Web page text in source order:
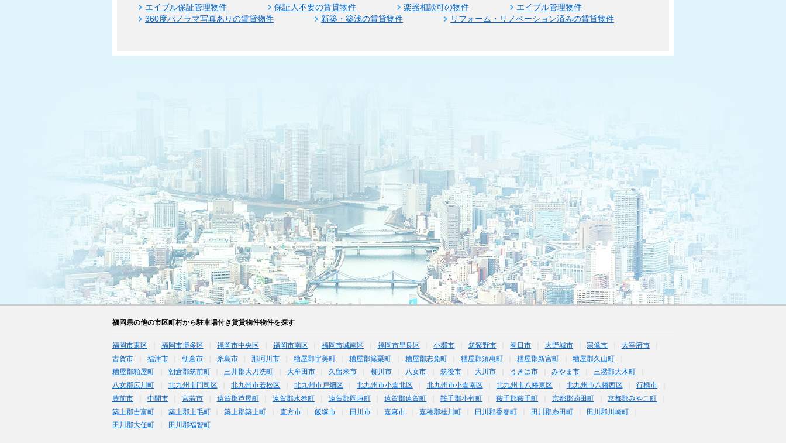
エイブル保証管理物件 保証人不要の賃貸物件 楽器相談可の物件
エイブル管理物件
360度パノラマ写真ありの賃貸物件
新築・築浅の賃貸物件 リフォーム・リノベーション済みの賃貸物件
福岡県の他の市区町村から駐車場付き賃貸物件物件を探す
福岡市東区 福岡市博多区 福岡市中央区 福岡市南区 福岡市城南区 福岡市早良区 小郡市 筑紫野市 春日市 大野城市 宗像市
太宰府市
古賀市
福津市 朝倉市 糸島市 那珂川市 糟屋郡宇美町 糟屋郡篠栗町 糟屋郡志免町 糟屋郡須惠町 糟屋郡新宮町
糟屋郡久山町
糟屋郡粕屋町
朝倉郡筑前町 三井郡大刀洗町 大牟田市 久留米市 柳川市 八女市 筑後市 大川市 うきは市 みやま市
三潴郡大木町
八女郡広川町
北九州市門司区 北九州市若松区 北九州市戸畑区 北九州市小倉北区 北九州市小倉南区 北九州市八幡東区 北九州市八幡西区
行橋市
豊前市
中間市 宮若市 遠賀郡芦屋町 遠賀郡水巻町 遠賀郡岡垣町 遠賀郡遠賀町 鞍手郡小竹町 鞍手郡鞍手町 京都郡苅田町
京都郡みやこ町
築上郡吉富町
築上郡上毛町 築上郡築上町 直方市 飯塚市 田川市 嘉麻市 嘉穂郡桂川町 田川郡香春町 田川郡糸田町
田川郡川崎町
田川郡大任町
田川郡福智町